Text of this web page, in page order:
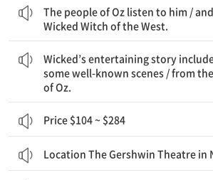
The people of Oz listen to him /
Wicked Witch of the West.
Wicked’s entertaining story
some well-known scenes / from
of Oz.
Price $104 ~ $284
Location The Gershwin Theatre in